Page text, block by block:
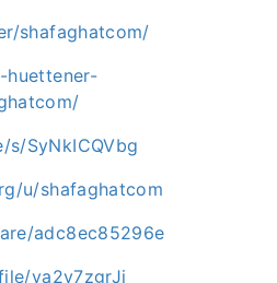
shafaghatcom/
huettener-
SyNkICQVbg
u/shafaghatcom
adc8ec85296e
va2v7zgrJj